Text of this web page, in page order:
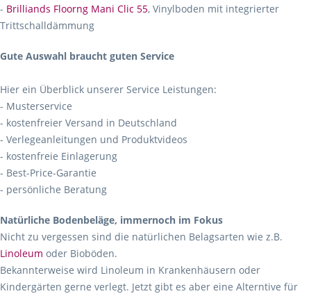
- Brilliands Floorng Mani Clic 55, Vinylboden mit integrierter
Trittschalldämmung
Gute Auswahl braucht guten Service
Hier ein Überblick unserer Service Leistungen:
- Musterservice
- kostenfreier Versand in Deutschland
- Verlegeanleitungen und Produktvideos
- kostenfreie Einlagerung
- Best-Price-Garantie
- persönliche Beratung
Natürliche Bodenbeläge, immernoch im Fokus
Nicht zu vergessen sind die natürlichen Belagsarten wie z.B.
Linoleum oder Bioböden.
Bekannterweise wird Linoleum in Krankenhäusern oder
Kindergärten gerne verlegt. Jetzt gibt es aber eine Alterntive für